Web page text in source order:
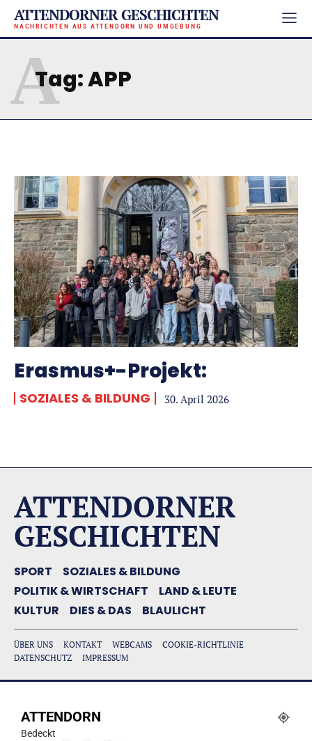
ATTENDORNER GESCHICHTEN
NACHRICHTEN AUS ATTENDORN UND UMGEBUNG
Tag:APP
A
Erasmus+-Projekt:
SOZIALES & BILDUNG 30. April 2026
ATTENDORNER
GESCHICHTEN
SPORT
SOZIALES & BILDUNG
POLITIK & WIRTSCHAFT
LAND & LEUTE
KULTUR
DIES & DAS BLAULICHT
ÜBER UNS KONTAKT WEBCAMS
COOKIE-RICHTLINIE
DATENSCHUTZ
IMPRESSUM
ATTENDORN
Bedeckt